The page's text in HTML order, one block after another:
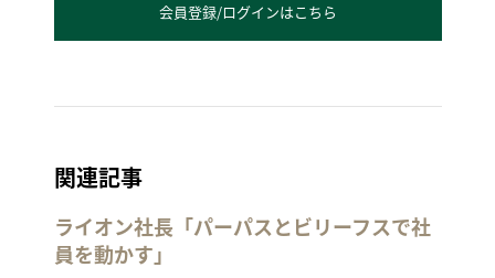
会員登録/ログインはこちら
関連記事
ライオン社長「パーパスとビリーフスで社
員を動かす」